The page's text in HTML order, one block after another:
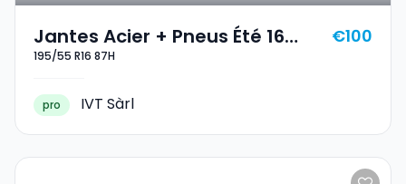
Jantes Acier + Pneus Été 16
195/55 R16 87H
195/55 R16 87H
€100
pro IVT Sàrl